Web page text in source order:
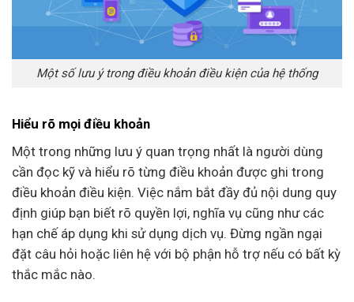
Một số lưu ý trong điều khoản điều kiện của hệ thống
Hiểu rõ mọi điều khoản
Một trong những lưu ý quan trọng nhất là người dùng
cần đọc kỹ và hiểu rõ từng điều khoản được ghi trong
điều khoản điều kiện. Việc nắm bắt đầy đủ nội dung quy
định giúp bạn biết rõ quyền lợi, nghĩa vụ cũng như các
hạn chế áp dụng khi sử dụng dịch vụ. Đừng ngần ngại
đặt câu hỏi hoặc liên hệ với bộ phận hỗ trợ nếu có bất kỳ
thắc mắc nào.